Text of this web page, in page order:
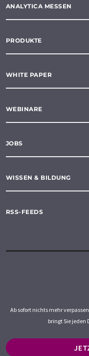
ANALYTICA MESSEN
PRODUKTE
WHITE PAPER
WEBINARE
JOBS
WISSEN & BILDUNG
RSS-FEEDS
Ab sofort nichts mehr
bringt Sie jeden